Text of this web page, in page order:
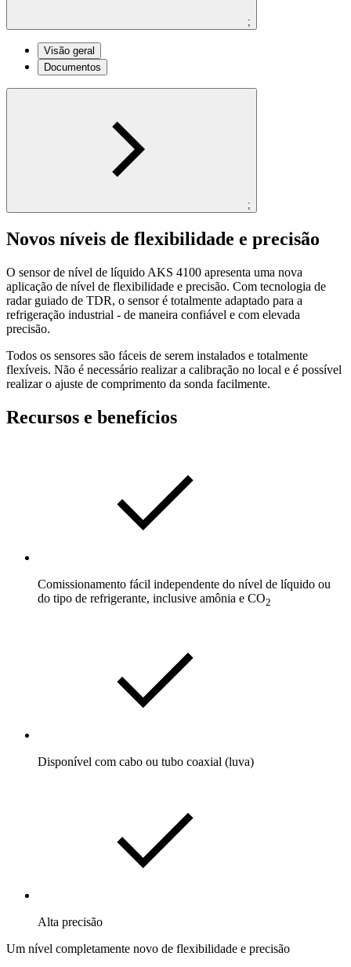
;
Visão geral
Documentos
;
Novos níveis de flexibilidade e precisão
O sensor de nível de líquido AKS 4100 apresenta uma nova
aplicação de nível de flexibilidade e precisão. Com tecnologia de
radar guiado de TDR, o sensor é totalmente adaptado para a
refrigeração industrial - de maneira confiável e com elevada
precisão.
Todos os sensores são fáceis de serem instalados e totalmente
flexíveis. Não é necessário realizar a calibração no local e é possível
realizar o ajuste de comprimento da sonda facilmente.
Recursos e benefícios
Comissionamento fácil independente do nível de líquido ou
do tipo de refrigerante, inclusive amônia e CO2
Disponível com cabo ou tubo coaxial (luva)
Alta precisão
Um nível completamente novo de flexibilidade e precisão